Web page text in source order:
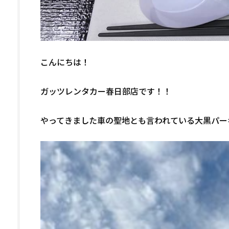
こんにちは！
ガッツレンタカー春日部店です！！
やってきました車の聖地とも言われている大黒パ